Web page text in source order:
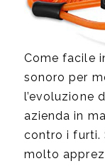
Come facile
sonoro per
l’evoluzione
azienda in
contro i furti.
molto